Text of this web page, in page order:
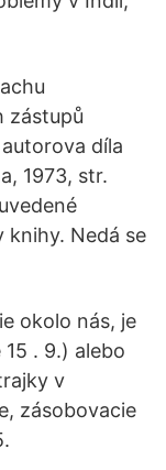
zástupů
díla
1973, str.
knihy. Nedá se
okolo nás, je
. 9.) alebo
v
zásobovacie